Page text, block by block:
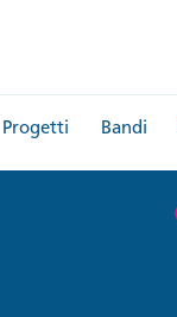
Progetti Bandi